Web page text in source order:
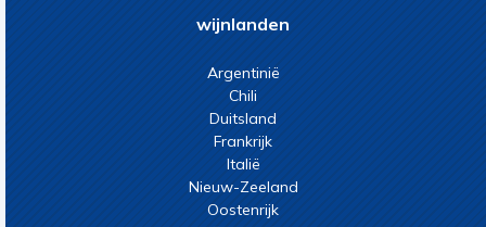
wijnlanden
Argentinië
Chili
Duitsland
Frankrijk
Italië
Nieuw-Zeeland
Oostenrijk